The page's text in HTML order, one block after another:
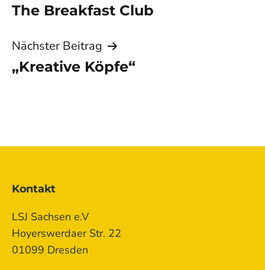
The Breakfast Club
Nächster Beitrag
„Kreative Köpfe“
Kontakt
LSJ Sachsen e.V
Hoyerswerdaer Str. 22
01099 Dresden